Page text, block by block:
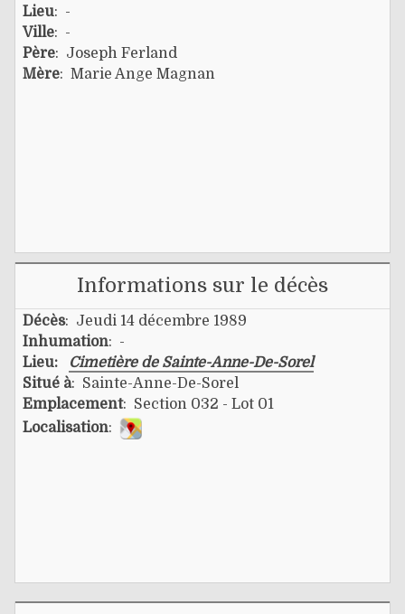
Lieu: -
Ville: -
Père: Joseph Ferland
Mère: Marie Ange Magnan
Informations sur le décès
Décès: Jeudi 14 décembre 1989
Inhumation: -
Lieu:
Cimetière de Sainte-Anne-De-Sorel
Situé à: Sainte-Anne-De-Sorel
Emplacement: Section 032 - Lot 01
Localisation: